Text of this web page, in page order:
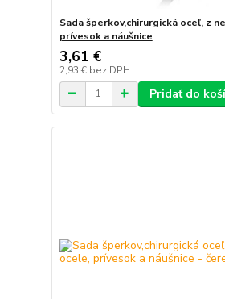
Sada šperkov,chirurgická oceľ, z
prívesok a náušnice
3,61 €
2,93 € bez DPH
Pridať do